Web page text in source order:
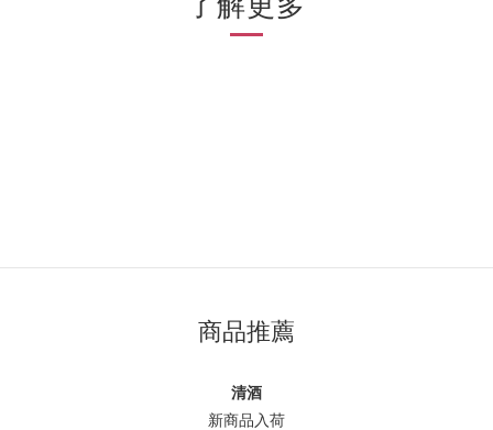
商品推薦
清酒
新商品入荷